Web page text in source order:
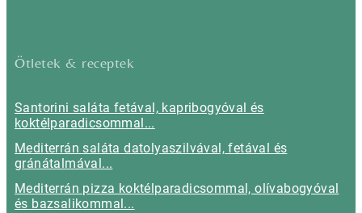
Ötletek & receptek
Santorini saláta fetával, kapribogyóval és
koktélparadicsommal...
Mediterrán saláta datolyaszilvával, fetával és
gránátalmával...
Mediterrán pizza koktélparadicsommal, olívabogyóval
és bazsalikommal...